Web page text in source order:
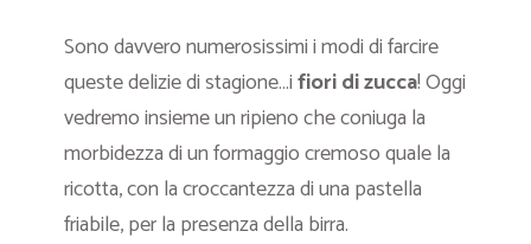
Sono davvero numerosissimi i modi di farcire
queste delizie di stagione…ifiori di zucca! Oggi
vedremo insieme un ripieno che coniuga la
morbidezza di un formaggio cremoso quale la
ricotta, con la croccantezza di una pastella
friabile, per la presenza della birra.